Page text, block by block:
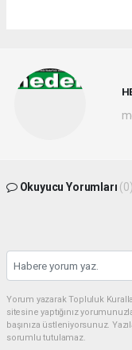
Okuyucu Yorumları (0)
Yorum yazarak Topluluk
sitesine yaptığınız
başınıza üstleniyorsunuz.
sorumlu tutulamaz.